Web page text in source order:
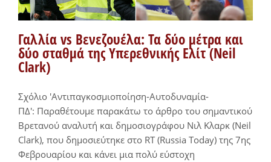
Γαλλία vs Βενεζουέλα: Τα δύο μέτρα και
δύο σταθμά της Υπερεθνικής Ελίτ (Neil
Clark)
Σχόλιο 'Αντιπαγκοσμιοποίηση-Αυτοδυναμία-
ΠΔ': Παραθέτουμε παρακάτω το άρθρο του σημαντικού
Βρετανού αναλυτή και δημοσιογράφου Νιλ Κλαρκ (Neil
Clark), που δημοσιεύτηκε στο RT (Russia Today) της 7ης
Φεβρουαρίου και κάνει μια πολύ εύστοχη